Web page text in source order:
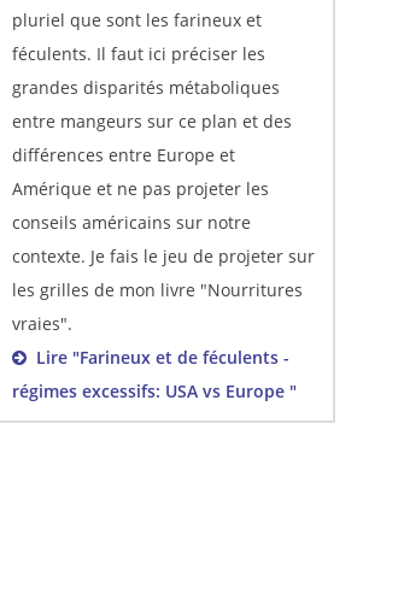
pluriel que sont les farineux et
féculents. Il faut ici préciser les
grandes disparités métaboliques
entre mangeurs sur ce plan et des
différences entre Europe et
Amérique et ne pas projeter les
conseils américains sur notre
contexte. Je fais le jeu de projeter sur
les grilles de mon livre "Nourritures
vraies".
Lire "Farineux et de féculents -
régimes excessifs: USA vs Europe "